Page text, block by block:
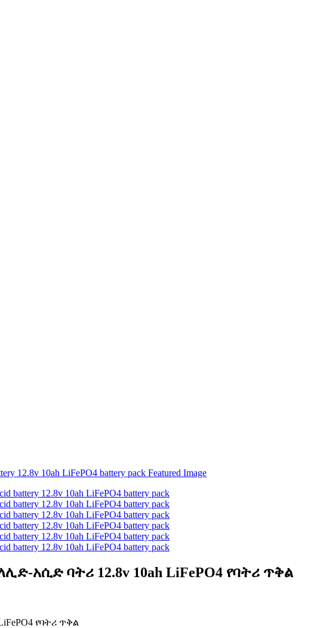
አሲድ ባትሪ 12.8v 10ah LiFePO4 የባትሪ ጥቅል
የባትሪ ጥቅል